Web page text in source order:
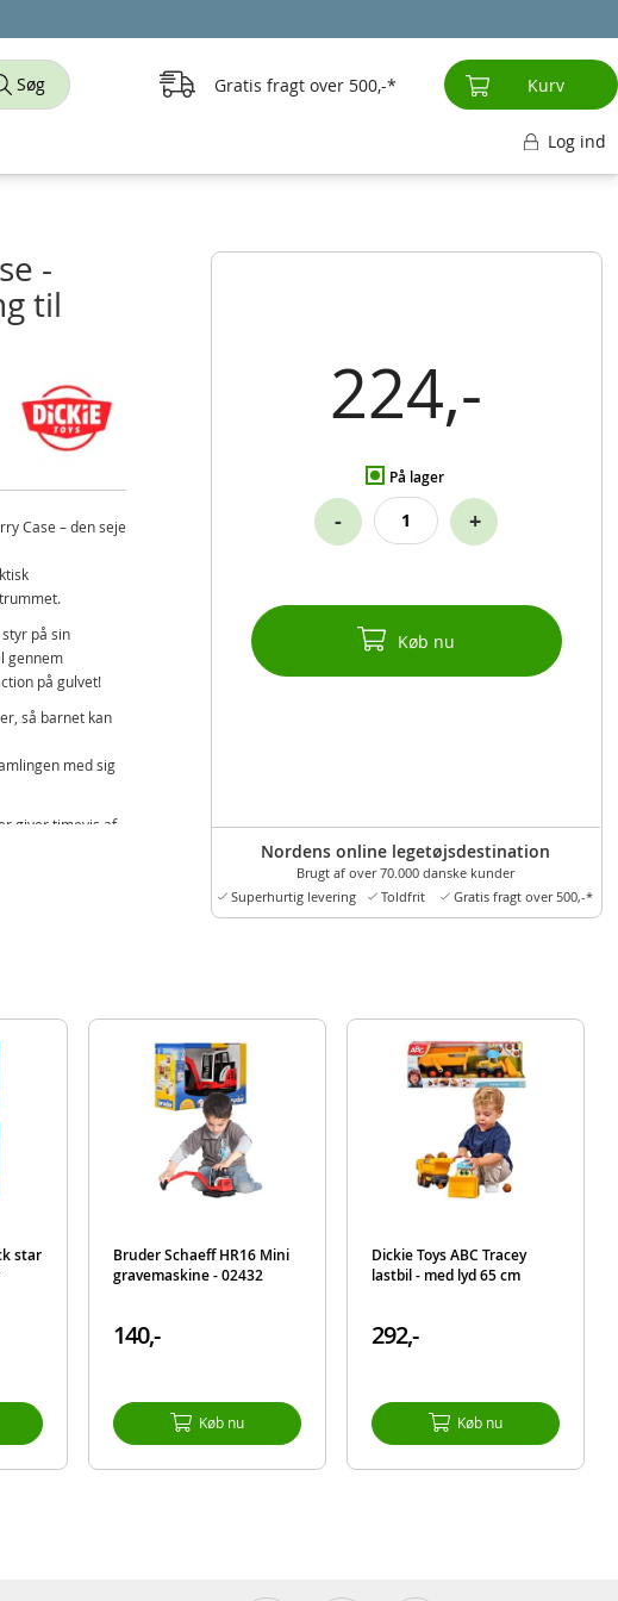
224,-
På lager
- +
Køb nu
Nordens online legetøjsdestination
Brugt af over 70.000 danske kunder
Superhurtig levering
Toldfrit Gratis fragt over 500,-*
-
til
Case – den seje
på sin
gennem
på gulvet!
så barnet kan
med sig
giver timevis af
star
Bruder Schaeff HR16 Mini
gravemaskine - 02432
140,-
Køb nu
Dickie Toys ABC Tracey
lastbil - med lyd 65 cm
292,-
Køb nu
Søg Gratis fragt over 500,- Kurv
Log ind